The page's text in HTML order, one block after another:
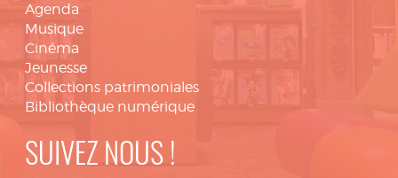
Agenda
Musique
Cinéma
Jeunesse
Collections patrimoniales
Bibliothèque numérique
SUIVEZ NOUS !